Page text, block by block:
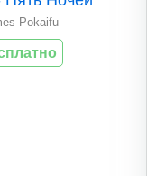
Pokaifu